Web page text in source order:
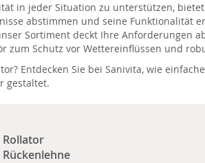
in jeder Situation zu unterstützen,
abstimmen und seine Funktionalität
Sortiment deckt Ihre Anforderungen
zum Schutz vor Wettereinflüssen und
Entdecken Sie bei Sanivita, wie
gestaltet.
Rollator
Rückenlehne